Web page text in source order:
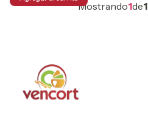
Mostrando1de1